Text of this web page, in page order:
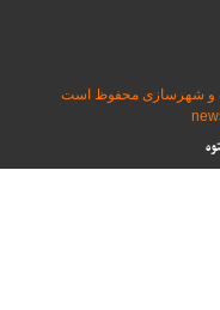
و شهرسازی محفوظ است